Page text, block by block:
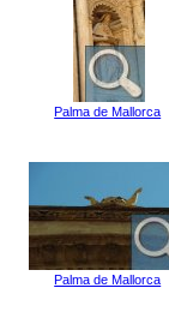
Palma de Mallorca
Palma de Mallorca